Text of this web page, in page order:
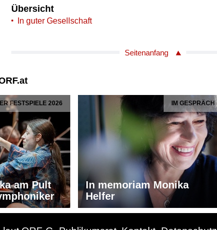
Übersicht
In guter Gesellschaft
Seitenanfang
FESTSPIELE 2026
am Pult
IM GESPRÄCH
In memoriam Monika
Helfer